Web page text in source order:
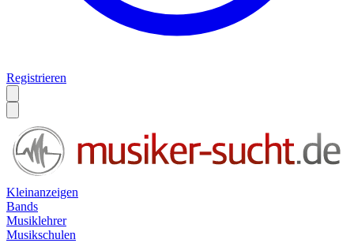
Registrieren
Kleinanzeigen
Bands
Musiklehrer
Musikschulen